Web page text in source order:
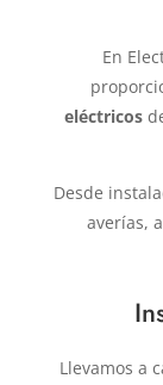
En
eléctricos
Desde
averías,
Llevamos a